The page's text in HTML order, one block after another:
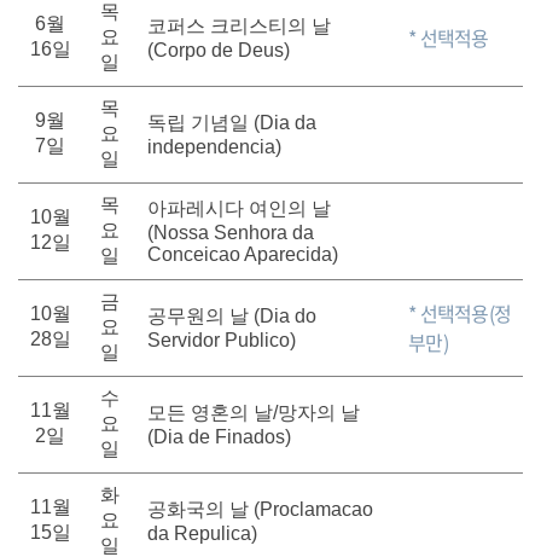
6월
16일
목
요
일
코퍼스 크리스티의 날
(Corpo de Deus)
* 선택적용
9월
7일
목
요
일
독립 기념일 (Dia da
independencia)
10월
12일
목
요
일
아파레시다 여인의 날
(Nossa Senhora da
Conceicao Aparecida)
10월
28일
금
요
일
공무원의 날 (Dia do
Servidor Publico)
* 선택적용(정
부만)
11월
2일
수
요
일
모든 영혼의 날/망자의 날
(Dia de Finados)
11월
15일
화
요
일
공화국의 날 (Proclamacao
da Repulica)